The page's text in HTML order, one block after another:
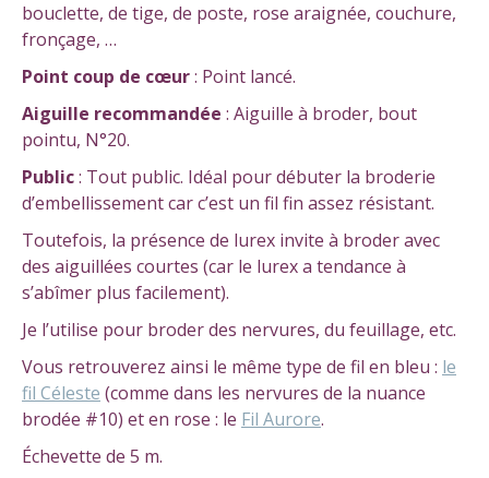
bouclette, de tige, de poste, rose araignée, couchure,
fronçage, …
Point coup de cœur: Point lancé.
Aiguille recommandée : Aiguille à broder, bout
pointu, N°20.
Public: Tout public. Idéal pour débuter la broderie
d’embellissement car c’est un fil fin assez résistant.
Toutefois, la présence de lurex invite à broder avec
des aiguillées courtes (car le lurex a tendance à
s’abîmer plus facilement).
Je l’utilise pour broder des nervures, du feuillage, etc.
Vous retrouverez ainsi le même type de fil en bleu : le
fil Céleste (comme dans les nervures de la nuance
brodée #10) et en rose : le Fil Aurore.
Échevette de 5 m.